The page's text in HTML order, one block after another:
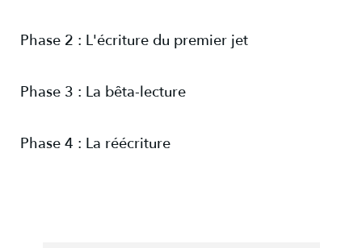
Phase 2 : L'écriture du premier jet
Phase 3 : La bêta-lecture
Phase 4 : La réécriture